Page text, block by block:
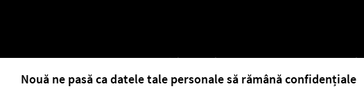
ELLE Style Awards 2024 Despre ELLE Romania
Nouă ne pasă ca datele tale personale să rămână confidențiale